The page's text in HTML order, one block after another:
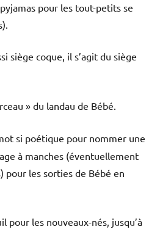
pour les tout-petits se
siège coque, il s’agit du siège
» du landau de Bébé.
si poétique pour nommer une
à manches (éventuellement
pour les sorties de Bébé en
pour les nouveaux-nés, jusqu’à